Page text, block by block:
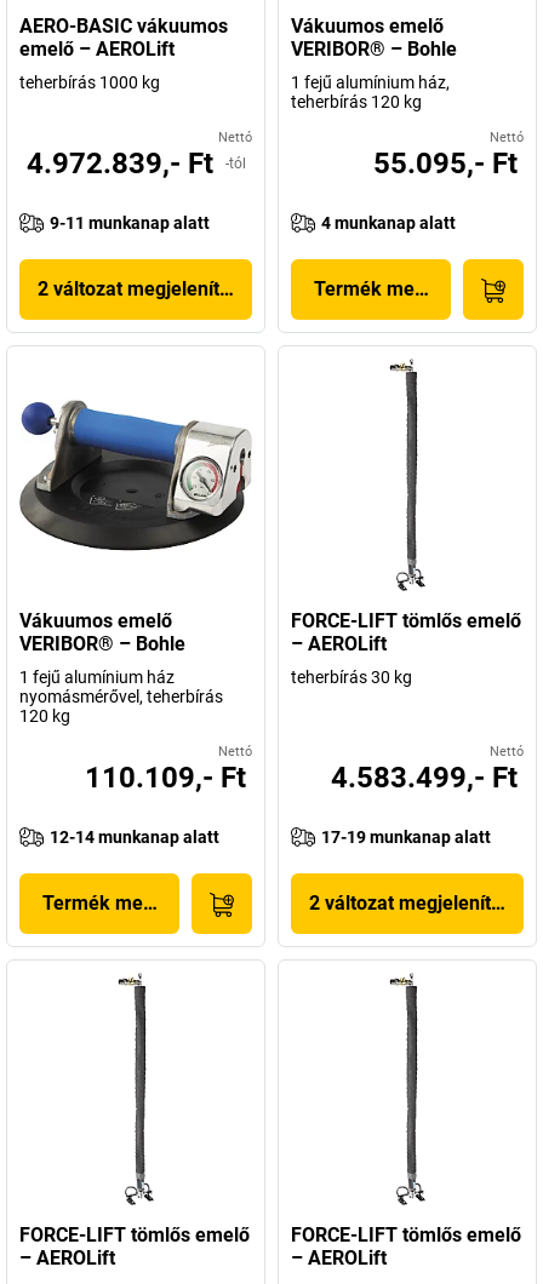
AERO-BASIC vákuumos
emelő – AEROLift
teherbírás 1000 kg
Nettó
4.972.839,- Ft -tól
9-11 munkanap alatt
2 változat megjelenítése
Vákuumos emelő
VERIBOR® – Bohle
1 fejű alumínium ház,
teherbírás 120 kg
Nettó
55.095,- Ft
4 munkanap alatt
Termék megjelenítése
Vákuumos emelő
VERIBOR® – Bohle
1 fejű alumínium ház
nyomásmérővel, teherbírás
120 kg
Nettó
110.109,- Ft
12-14 munkanap alatt
Termék megjelenítése
FORCE-LIFT tömlős emelő
– AEROLift
teherbírás 30 kg
Nettó
4.583.499,- Ft
17-19 munkanap alatt
2 változat megjelenítése
FORCE-LIFT tömlős emelő
– AEROLift
FORCE-LIFT tömlős emelő
– AEROLift